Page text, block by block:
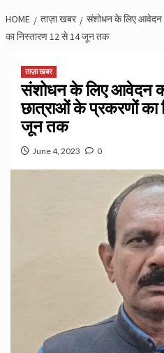
HOME ताज़ा खबर
संशोधन के लिए आवेदन
का निस्तारण 12 से 14 जून तक
ताज़ा खबर
संशोधन के लिए आवेदन
छात्राओं के प्रकरणों का
जून तक
June 4, 2023 0